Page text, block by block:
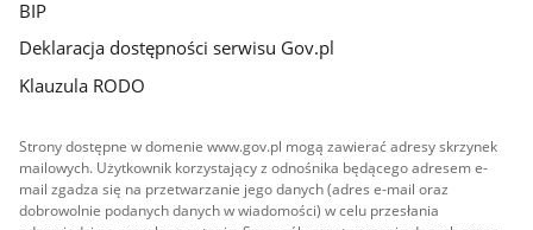
BIP
Deklaracja dostępności serwisu Gov.pl
Klauzula RODO
Strony dostępne w domenie www.gov.pl mogą zawierać adresy skrzynek
mailowych. Użytkownik korzystający z odnośnika będącego adresem e-
mail zgadza się na przetwarzanie jego danych (adres e-mail oraz
dobrowolnie podanych danych w wiadomości) w celu przesłania